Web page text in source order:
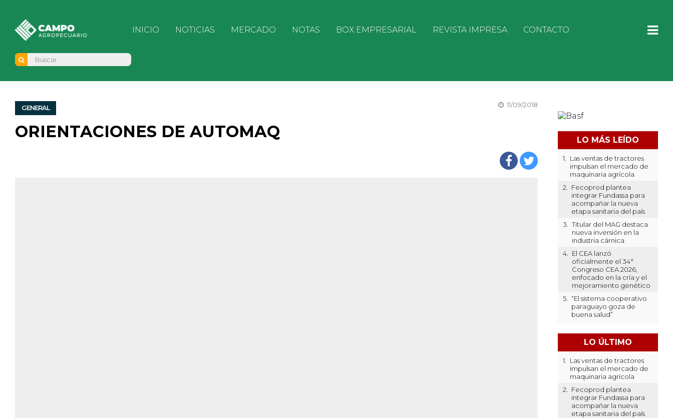
INICIO NOTICIAS MERCADO NOTAS BOX EMPRESARIAL REVISTA IMPRESA CONTACTO
GENERAL 11/09/2018
ORIENTACIONES DE AUTOMAQ LO MÁS LEÍDO
1.
Las ventas de tractores
impulsan el mercado de
maquinaria agrícola
2.
Fecoprod plantea
integrar Fundassa para
acompañar la nueva
etapa sanitaria del país
3.
Titular del MAG destaca
nueva inversión en la
industria cárnica
4.
El CEA lanzó
oficialmente el 34°
Congreso CEA 2026,
enfocado en la cría y el
mejoramiento genético
5.
“El sistema cooperativo
paraguayo goza de
buena salud”
LO ÚLTIMO
1.
Las ventas de tractores
impulsan el mercado de
maquinaria agrícola
2.
Fecoprod plantea
integrar Fundassa para
acompañar la nueva
etapa sanitaria del país